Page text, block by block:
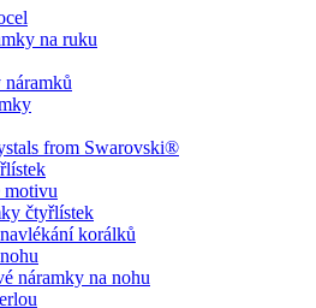
na ruku
from Swarovski®
motivu
čtyřlístek
korálků
náramky na nohu